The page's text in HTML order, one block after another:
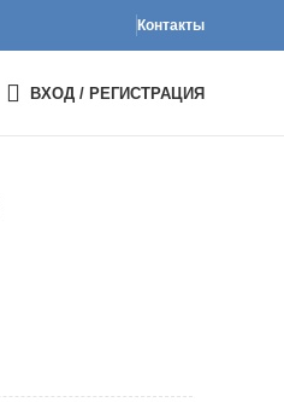
Контакты
ВХОД / РЕГИСТРАЦИЯ